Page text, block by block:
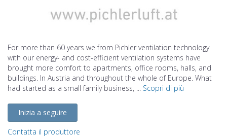
For more than 60 years we from Pichler ventilation technology
with our energy- and cost-efficient ventilation systems have
brought more comfort to apartments, office rooms, halls, and
buildings. In Austria and throughout the whole of Europe. What
had started as a small family business, ... Scopri di più
Inizia a seguire
Contatta il produttore